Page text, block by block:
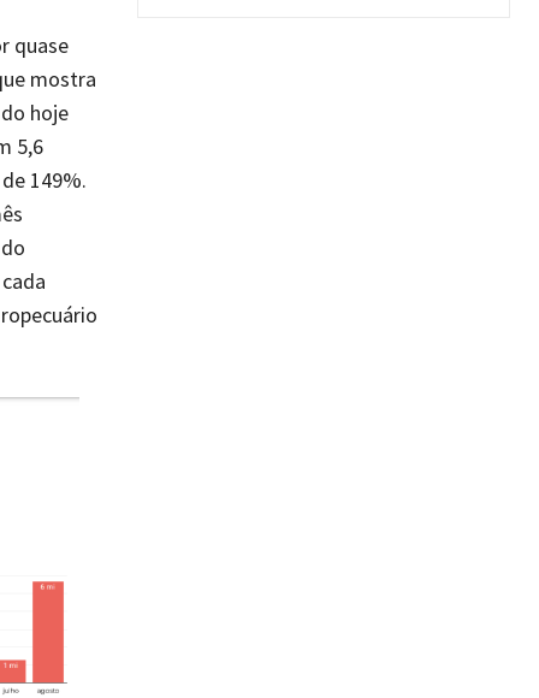
quase
mostra
hoje
5,6
149%.